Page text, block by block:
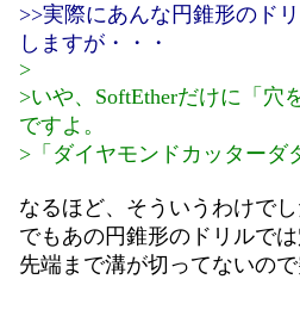
>>実際にあんな円錐形のド
しますが・・・
>
>いや、SoftEtherだけに「穴
ですよ。
>「ダイヤモンドカッターダ
なるほど、そういうわけでし
でもあの円錐形のドリルで
先端まで溝が切ってないの